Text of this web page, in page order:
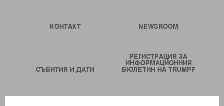
КОНТАКТ NEWSROOM
СЪБИТИЯ И ДАТИ
РЕГИСТРАЦИЯ ЗА
ИНФОРМАЦИОННИЯ
БЮЛЕТИН НА TRUMPF